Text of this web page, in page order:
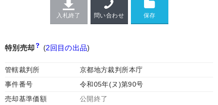
入札終了 問い合わせ
特別売却 (2回目の出品)
管轄裁判所
京都地方裁判所本庁
事件番号
令和05年(ヌ)第90号
売却基準価額
公開終了